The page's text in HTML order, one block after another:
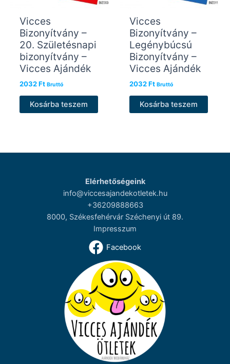
Vicces
Bizonyítvány –
20. Születésnapi
bizonyítvány –
Vicces Ajándék
2032Ft Bruttó
Kosárba teszem
Vicces
Bizonyítvány –
Legénybúcsú
Bizonyítvány –
Vicces Ajándék
2032Ft Bruttó
Kosárba teszem
Elérhetőségeink
info@viccesajandekotletek.hu
+36209888663
8000, Székesfehérvár Széchenyi út 89.
Impresszum
Facebook